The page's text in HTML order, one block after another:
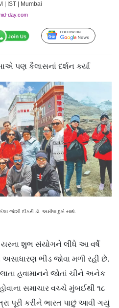
| IST | Mumbai
day.com
Follow Us
પણ કૈલાસનાં દર્શન કર્યાં
જોશી દીકરી ડૉ. અમીષા દુબે સાથે.
યરના શુભ સંયોગને લીધે આ વર્ષે
અસાધારણ ભીડ જોવા મળી રહી છે.
હવામાનને જોતાં ચીને અનેક
સમાચાર વચ્ચે મુંબઈથી ૧૮
પૂરી કરીને ભારત પાછું આવી ગયું